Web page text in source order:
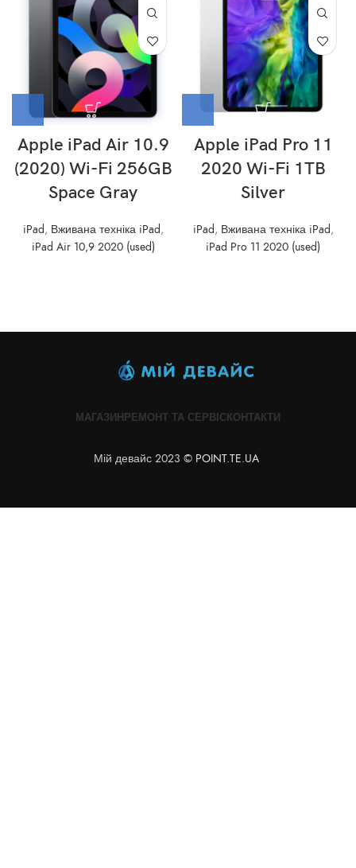
Apple iPad Air 10.9
(2020) Wi-Fi 256GB
Space Gray
iPad, Вживана техніка iPad,
iPad Air 10,9 2020 (used)
Apple iPad Pro 11
2020 Wi-Fi 1TB
Silver
iPad, Вживана техніка iPad,
iPad Pro 11 2020 (used)
МАГАЗИНРЕМОНТ ТА СЕРВІСКОНТАКТИ
Мій девайс 2023 © POINT.TE.UA